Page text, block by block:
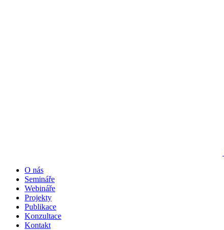
O nás
Semináře
Webináře
Projekty
Publikace
Konzultace
Kontakt